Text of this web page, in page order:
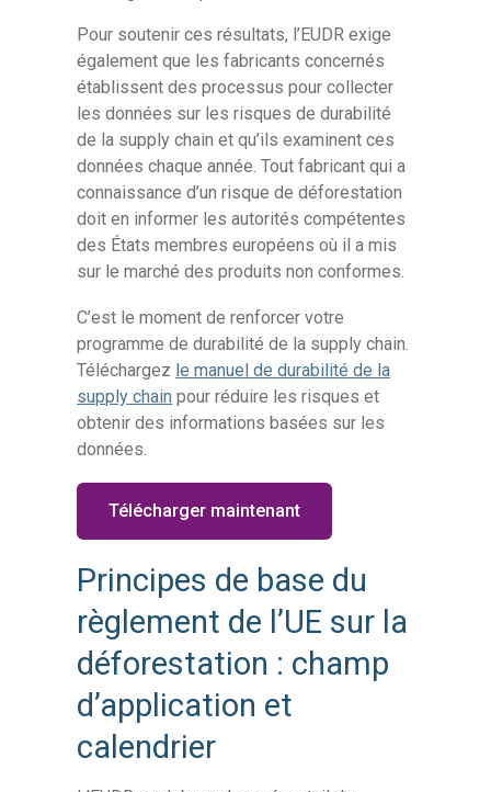
Pour soutenir ces résultats, l’EUDR exige
également que les fabricants concernés
établissent des processus pour collecter
les données sur les risques de durabilité
de la supply chain et qu’ils examinent ces
données chaque année. Tout fabricant qui a
connaissance d’un risque de déforestation
doit en informer les autorités compétentes
des États membres européens où il a mis
sur le marché des produits non conformes.
C’est le moment de renforcer votre
programme de durabilité de la supply chain.
Téléchargez le manuel de durabilité de la
supply chain pour réduire les risques et
obtenir des informations basées sur les
données.
Télécharger maintenant
Principes de base du
règlement de l’UE sur la
déforestation : champ
d’application et
calendrier